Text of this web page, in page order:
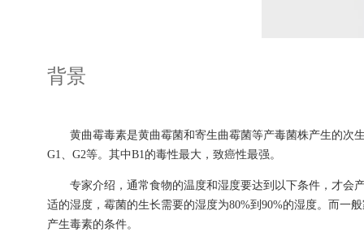
背景
黄曲霉毒素是黄曲霉菌和寄生曲霉菌等产毒菌株产生的次生
G1、G2等。其中B1的毒性最大，致癌性最强。
专家介绍，通常食物的温度和湿度要达到以下条件，才会
适的湿度，霉菌的生长需要的湿度为80%到90%的湿度。而一
产生毒素的条件。